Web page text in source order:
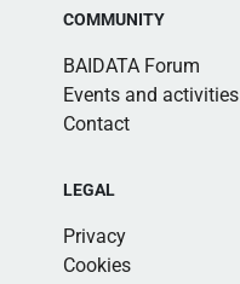
COMMUNITY
BAIDATA Forum
Events and activities
Contact
LEGAL
Privacy
Cookies